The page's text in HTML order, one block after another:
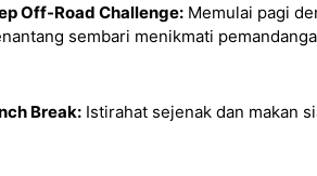
Off-Road Challenge: Memulai pagi
sembari menikmati
Break: Istirahat sejenak dan makan